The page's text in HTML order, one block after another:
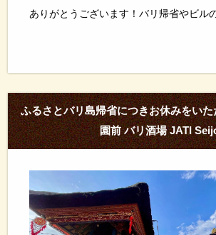
ありがとうございます！バリ帰省やビル
ふるさとバリ島帰省につきお休みをい
園前 バリ酒場 JATI